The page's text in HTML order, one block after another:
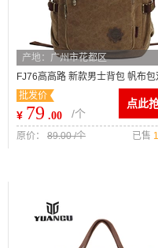
产地：广州市花都区
FJ76高高路 新款男士背包 帆布
包 时尚休闲书包 旅行包潮
批发价
¥ 79 .00 /个
点此
已售
原价： 89.00 /个